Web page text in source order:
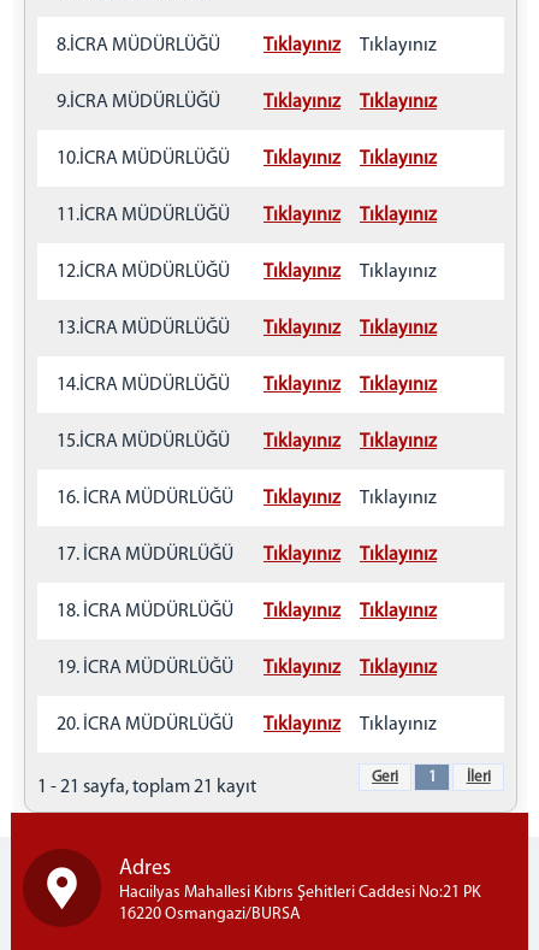
MUDANYA ADLİYESİ
KELES ADLİYESİ
HARMANCIK ADLİYESİ
E TİPİ KAPALI CEZA İNFAZ KURUMU MÜD.
GEMLİK AÇIK CEZA İNFAZ KURUMU
ÇOCUK TESLİM MERKEZLERİ İLETİŞİM BİLGİLERİ
HAKİM EVİ
İLETİŞİM
8.İCRA MÜDÜRLÜĞÜ Tıklayınız Tıklayınız
9.İCRA MÜDÜRLÜĞÜ Tıklayınız Tıklayınız
10.İCRA MÜDÜRLÜĞÜ Tıklayınız Tıklayınız
11.İCRA MÜDÜRLÜĞÜ Tıklayınız Tıklayınız
12.İCRA MÜDÜRLÜĞÜ Tıklayınız Tıklayınız
13.İCRA MÜDÜRLÜĞÜ Tıklayınız Tıklayınız
14.İCRA MÜDÜRLÜĞÜ Tıklayınız Tıklayınız
15.İCRA MÜDÜRLÜĞÜ Tıklayınız Tıklayınız
16. İCRA MÜDÜRLÜĞÜ Tıklayınız Tıklayınız
17. İCRA MÜDÜRLÜĞÜ Tıklayınız Tıklayınız
18. İCRA MÜDÜRLÜĞÜ Tıklayınız Tıklayınız
19. İCRA MÜDÜRLÜĞÜ Tıklayınız Tıklayınız
20. İCRA MÜDÜRLÜĞÜ Tıklayınız Tıklayınız
1 - 21 sayfa, toplam 21 kayıt
Geri 1 İleri
Adres
Hacıilyas Mahallesi Kıbrıs Şehitleri Caddesi No:21 PK
16220 Osmangazi/BURSA